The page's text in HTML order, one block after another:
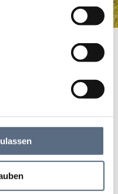
durch das